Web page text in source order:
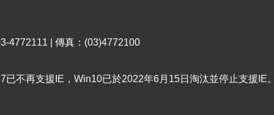
4772111 | 傳真：(03)4772100
不再支援IE，Win10已於2022年6月15日淘汰並停止支援IE。